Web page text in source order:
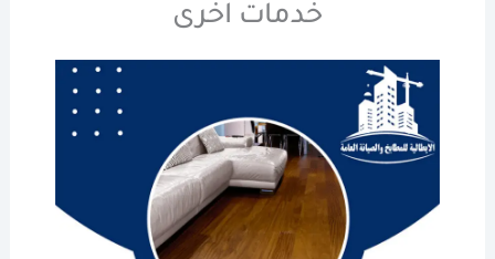
خدمات اخرى